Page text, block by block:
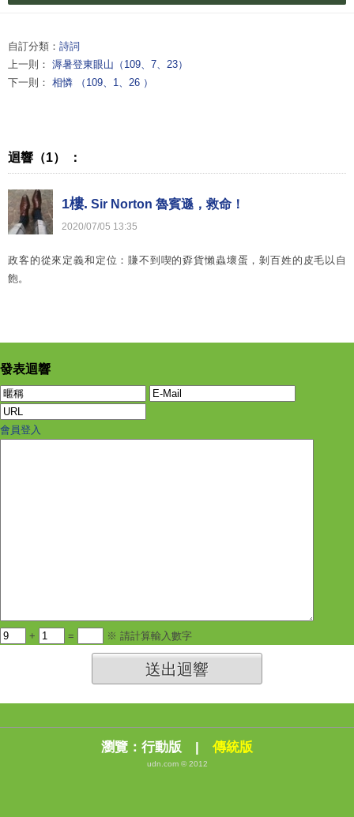
自訂分類： 詩詞
上一則： 溽暑登東眼山（109、7、23）
下一則： 相憐 （109、1、26 ）
迴響（1） ：
1樓. Sir Norton 魯賓遜，救命！
2020/07/05 13:35
政客的從來定義和定位：賺不到喫的孬貨懶蟲壞蛋，剝百姓的皮毛以自
飽。
發表迴響
會員登入
+ = ※ 請計算輸入數字
送出迴響
瀏覽： 行動版 | 傳統版
udn.com © 2012